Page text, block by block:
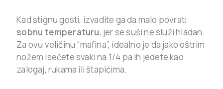
Kad stignu gosti, izvadite ga da malo povrati
sobnu temperaturu, jer se suši ne služi hladan.
Za ovu veličinu “mafina”, idealno je da jako oštrim
nožem isečete svaki na 1/4 pa ih jedete kao
zalogaj, rukama ili štapićima.